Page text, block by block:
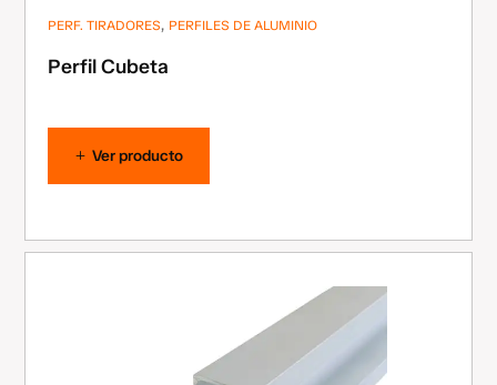
PERF. TIRADORES, PERFILES DE ALUMINIO
Perfil Cubeta
Ver producto